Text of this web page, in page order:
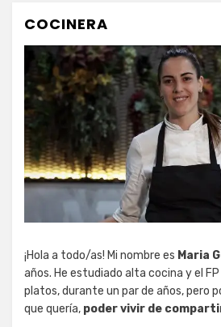
COCINERA
¡Hola a todo/as! Mi nombre es Maria
años. He estudiado alta cocina y el
platos, durante un par de años, pero
que quería, poder vivir de